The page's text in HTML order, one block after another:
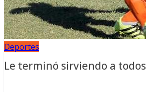
Deportes
Le terminó sirviendo a todos